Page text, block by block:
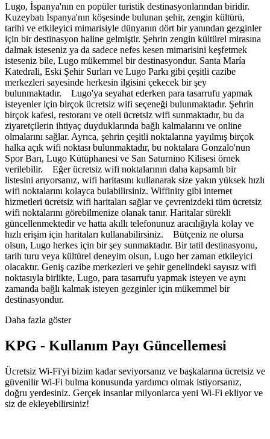
Lugo, İspanya'nın en popüler turistik destinasyonlarından biridir.
Kuzeybatı İspanya'nın köşesinde bulunan şehir, zengin kültürü,
tarihi ve etkileyici mimarisiyle dünyanın dört bir yanından gezginler
için bir destinasyon haline gelmiştir. Şehrin zengin kültürel mirasına
dalmak isteseniz ya da sadece nefes kesen mimarisini keşfetmek
isteseniz bile, Lugo mükemmel bir destinasyondur. Santa María
Katedrali, Eski Şehir Surları ve Lugo Parkı gibi çeşitli cazibe
merkezleri sayesinde herkesin ilgisini çekecek bir şey
bulunmaktadır. Lugo'ya seyahat ederken para tasarrufu yapmak
isteyenler için birçok ücretsiz wifi seçeneği bulunmaktadır. Şehrin
birçok kafesi, restoranı ve oteli ücretsiz wifi sunmaktadır, bu da
ziyaretçilerin ihtiyaç duyduklarında bağlı kalmalarını ve online
olmalarını sağlar. Ayrıca, şehrin çeşitli noktalarına yayılmış birçok
halka açık wifi noktası bulunmaktadır, bu noktalara Gonzalo'nun
Spor Barı, Lugo Kütüphanesi ve San Saturnino Kilisesi örnek
verilebilir. Eğer ücretsiz wifi noktalarının daha kapsamlı bir
listesini arıyorsanız, wifi haritasını kullanarak size yakın yüksek hızlı
wifi noktalarını kolayca bulabilirsiniz. Wiffinity gibi internet
hizmetleri ücretsiz wifi haritaları sağlar ve çevrenizdeki tüm ücretsiz
wifi noktalarını görebilmenize olanak tanır. Haritalar sürekli
güncellenmektedir ve hatta akıllı telefonunuz aracılığıyla kolay ve
hızlı erişim için haritaları kullanabilirsiniz. Bütçeniz ne olursa
olsun, Lugo herkes için bir şey sunmaktadır. Bir tatil destinasyonu,
tarih turu veya kültürel deneyim olsun, Lugo her zaman etkileyici
olacaktır. Geniş cazibe merkezleri ve şehir genelindeki sayısız wifi
noktasıyla birlikte, Lugo, para tasarrufu yapmak isteyen ve aynı
zamanda bağlı kalmak isteyen gezginler için mükemmel bir
destinasyondur.
Daha fazla göster
KPG - Kullanım Payı Güncellemesi
Ücretsiz Wi-Fi'yi bizim kadar seviyorsanız ve başkalarına ücretsiz ve
güvenilir Wi-Fi bulma konusunda yardımcı olmak istiyorsanız,
doğru yerdesiniz. Gerçek insanlar milyonlarca yeni Wi-Fi ekliyor ve
siz de ekleyebilirsiniz!